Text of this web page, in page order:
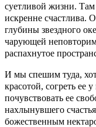
суетливой жизни.
искренне счастлива.
глубины звездного
чарующей
распахнутое
И мы спешим туда,
красотой, согреть ее
почувствовать ее
нахлынувшего
божественным